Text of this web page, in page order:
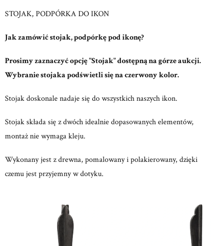
STOJAK, PODPÓRKA DO IKON
Jak zamówić stojak, podpórkę pod ikonę?
Prosimy zaznaczyć opcję "Stojak" dostępną na górze aukcji.
Wybranie stojaka podświetli się na czerwony kolor.
Stojak doskonale nadaje się do wszystkich naszych ikon.
Stojak składa się z dwóch idealnie dopasowanych elementów,
montaż nie wymaga kleju.
Wykonany jest z drewna, pomalowany i polakierowany, dzięki
czemu jest przyjemny w dotyku.